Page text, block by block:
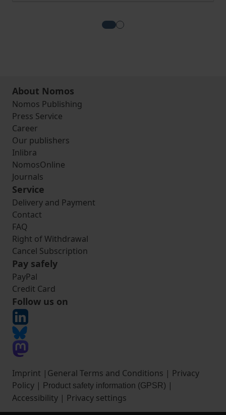
View more about
View more about Der
About Nomos
Nomos Publishing
Press Service
Career
Our publishers
Inlibra
NomosOnline
Journals
Service
Delivery and Payment
Contact
FAQ
Right of Withdrawal
Cancel Subscription
Pay safely
PayPal
Credit Card
Follow us on
Imprint | General Terms and Conditions | Privacy
Policy | Product safety information (GPSR) |
Accessibility | Privacy settings